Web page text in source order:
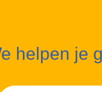
helpen je